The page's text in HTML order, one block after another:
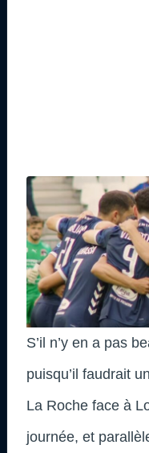
S’il n’y en a pas
puisqu’il faudrait
La Roche face à
journée, et